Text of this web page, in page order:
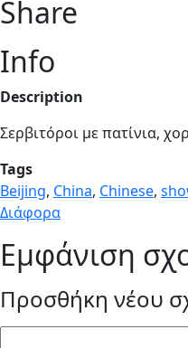
Share
Info
Description
Σερβιτόροι με πατίνια,
Tags
Beijing, China, Chinese,
Διάφορα
Εμφάνιση
Προσθήκη νέου